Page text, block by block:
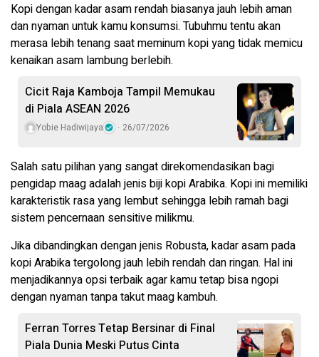
Kopi dengan kadar asam rendah biasanya jauh lebih aman
dan nyaman untuk kamu konsumsi. Tubuhmu tentu akan
merasa lebih tenang saat meminum kopi yang tidak memicu
kenaikan asam lambung berlebih.
Cicit Raja Kamboja Tampil Memukau
di Piala ASEAN 2026
Yobie Hadiwijaya 26/07/2026
Salah satu pilihan yang sangat direkomendasikan bagi
pengidap maag adalah jenis biji kopi Arabika. Kopi ini memiliki
karakteristik rasa yang lembut sehingga lebih ramah bagi
sistem pencernaan sensitive milikmu.
Jika dibandingkan dengan jenis Robusta, kadar asam pada
kopi Arabika tergolong jauh lebih rendah dan ringan. Hal ini
menjadikannya opsi terbaik agar kamu tetap bisa ngopi
dengan nyaman tanpa takut maag kambuh.
Ferran Torres Tetap Bersinar di Final
Piala Dunia Meski Putus Cinta